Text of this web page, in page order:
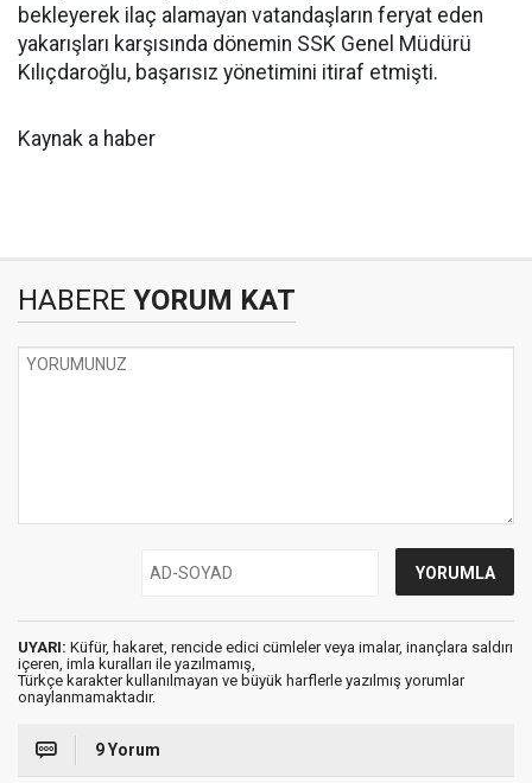
bekleyerek ilaç alamayan vatandaşların feryat eden
yakarışları karşısında dönemin SSK Genel Müdürü
Kılıçdaroğlu, başarısız yönetimini itiraf etmişti.
Kaynak a haber
HABERE YORUM KAT
UYARI: Küfür, hakaret, rencide edici cümleler veya imalar, inançlara saldırı
içeren, imla kuralları ile yazılmamış,
Türkçe karakter kullanılmayan ve büyük harflerle yazılmış yorumlar
onaylanmamaktadır.
9 Yorum